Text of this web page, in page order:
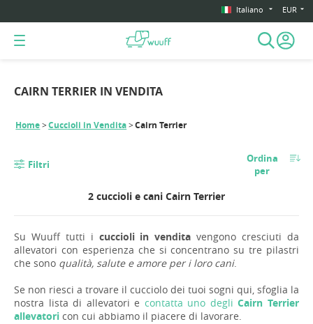
Italiano EUR
CAIRN TERRIER IN VENDITA
Home Cuccioli in Vendita Cairn Terrier
Filtri
Ordina
per
2 cuccioli e cani Cairn Terrier
Su Wuuff tutti i cuccioli in vendita vengono cresciuti da
allevatori con esperienza che si concentrano su tre pilastri
che sono qualità, salute e amore per i loro cani.
Se non riesci a trovare il cucciolo dei tuoi sogni qui, sfoglia la
nostra lista di allevatori e contatta uno degli Cairn Terrier
allevatori con cui abbiamo il piacere di lavorare.